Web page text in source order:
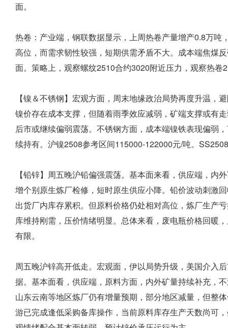
面。
热卷：产业端，钢联数据显示，上周热卷产量增产0.8万
高位，而需求韧性较强，短期供需矛盾不大。成本端焦煤
面。策略上，观察螺纹2510合约3020附近压力，观察热
【镍＆不锈钢】宏观方面，周末地缘政治局势再度升温
镍价存在成本支撑，但随着雨季效应减弱，矿端支撑或有
后市或继续偏弱震荡。不锈钢方面，成本端镍铁表现偏弱
续持有。沪镍2508参考区间115000-122000元/吨。
【铅锌】周五晚沪铅偏强震荡。基本面来看，供应端，
增个别原生炼厂检修，短时原生供应小降。铅价波动刺激
出货厂内库存累积。但原料价格仍处相对高位，炼厂生产
库维持刚需，压价情绪明显。总体来看，废电瓶价格回暖
有限。
周五晚沪锌高开低走。宏观面，伊以局势升级，美国介入
据。基本面看，供应端，原料方面，内外矿量持续补充，
山东云南等地区炼厂仍有增量预期，部分地区减量，但整
游已完成逢低采购备库操作，当前原料库存生产天数尚可